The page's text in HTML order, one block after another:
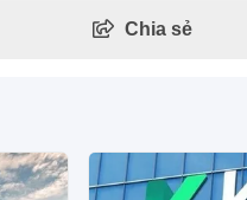
Chia sẻ